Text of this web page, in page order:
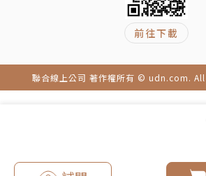
● 精選性別繪本與讀物清單，提
素養教育、SEL（社會情緒學習）
前往下載
聯合線上公司 著作權所有 © udn.com.